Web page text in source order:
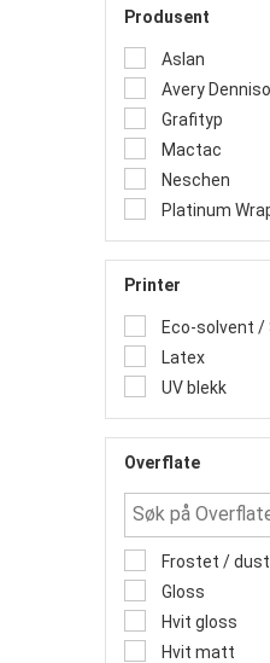
Produsent
Aslan
Avery
Grafityp
Mactac
Neschen
Platinum
Printer
Eco-solvent /
Latex
UV blekk
Overflate
Frostet /
Gloss
Hvit gloss
Hvit matt